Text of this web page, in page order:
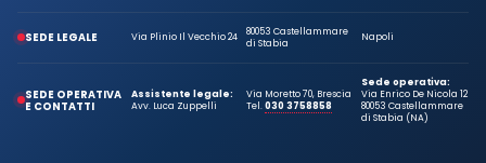
SEDE LEGALE Via Plinio Il Vecchio 24
80053 Castellammare
di Stabia
Napoli
SEDE OPERATIVA
E CONTATTI
Assistente legale:
Avv. Luca Zuppelli
Via Moretto 70, Brescia
Tel.030 3758858
Sede operativa:
Via Enrico De Nicola 12
80053 Castellammare
di Stabia (NA)